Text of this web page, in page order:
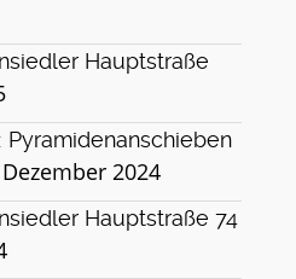
Hauptstraße
Pyramidenanschieben
2024
Hauptstraße 74